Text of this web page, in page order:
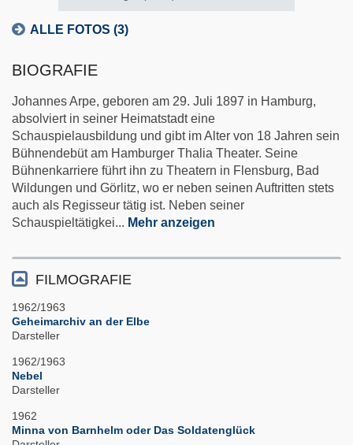
ALLE FOTOS (3)
BIOGRAFIE
Johannes Arpe, geboren am 29. Juli 1897 in Hamburg,
absolviert in seiner Heimatstadt eine
Schauspielausbildung und gibt im Alter von 18 Jahren sein
Bühnendebüt am Hamburger Thalia Theater. Seine
Bühnenkarriere führt ihn zu Theatern in Flensburg, Bad
Wildungen und Görlitz, wo er neben seinen Auftritten stets
auch als Regisseur tätig ist. Neben seiner
Schauspieltätigkei... Mehr anzeigen
FILMOGRAFIE
1962/1963
Geheimarchiv an der Elbe
Darsteller
1962/1963
Nebel
Darsteller
1962
Minna von Barnhelm oder Das Soldatenglück